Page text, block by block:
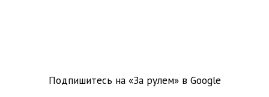
Подпишитесь на «За рулем» в Google